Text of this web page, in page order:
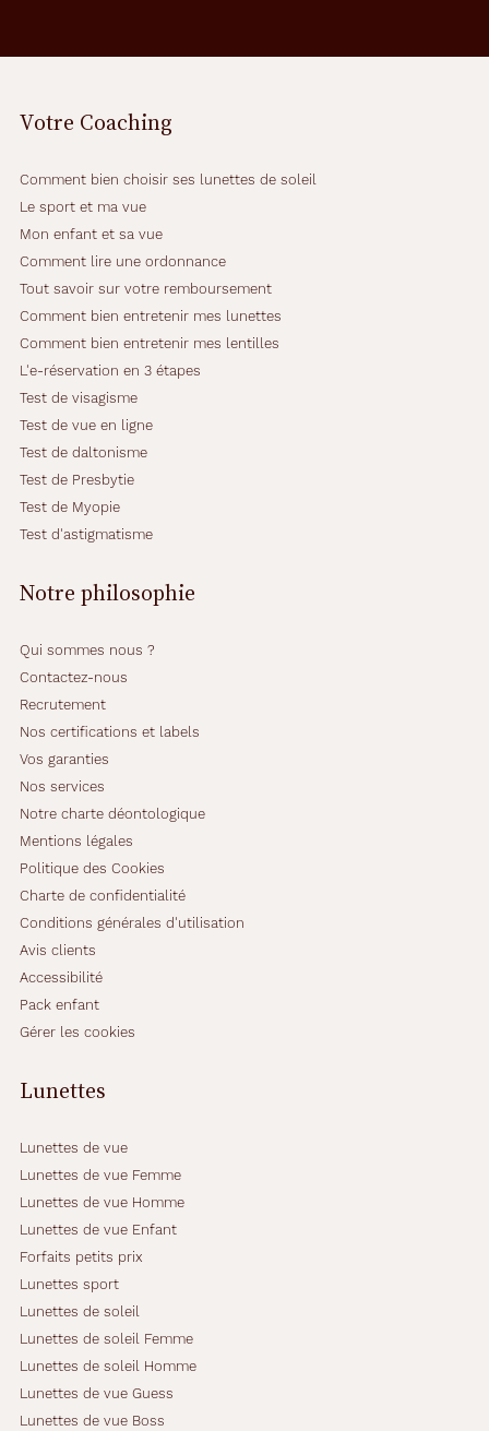
Hilfiger
Votre Coaching
Comment bien choisir ses lunettes de soleil
Le sport et ma vue
Mon enfant et sa vue
Comment lire une ordonnance
Tout savoir sur votre remboursement
Comment bien entretenir mes lunettes
Comment bien entretenir mes lentilles
L'e-réservation en 3 étapes
Test de visagisme
Test de vue en ligne
Test de daltonisme
Test de Presbytie
Test de Myopie
Test d'astigmatisme
Notre philosophie
Qui sommes nous ?
Contactez-nous
Recrutement
Nos certifications et labels
Vos garanties
Nos services
Notre charte déontologique
Mentions légales
Politique des Cookies
Charte de confidentialité
Conditions générales d'utilisation
Avis clients
Accessibilité
Pack enfant
Gérer les cookies
Lunettes
Lunettes de vue
Lunettes de vue Femme
Lunettes de vue Homme
Lunettes de vue Enfant
Forfaits petits prix
Lunettes sport
Lunettes de soleil
Lunettes de soleil Femme
Lunettes de soleil Homme
Lunettes de vue Guess
Lunettes de vue Boss